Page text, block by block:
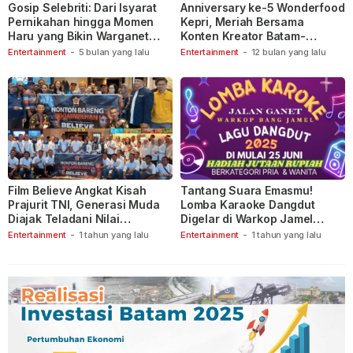
Entertainment - 5 bulan yang lalu
Gosip Selebriti: Dari Isyarat
Pernikahan hingga Momen
Haru yang Bikin Warganet
Berspekulasi
Entertainment - 12 bulan yang lalu
Anniversary ke-5 Wonderfood
Kepri, Meriah Bersama
Konten Kreator Batam-
Tanjungpinang
Entertainment - 1 tahun yang lalu
Film Believe Angkat Kisah
Prajurit TNI, Generasi Muda
Diajak Teladani Nilai
Keberanian
Entertainment - 1 tahun yang lalu
Tantang Suara Emasmu!
Lomba Karaoke Dangdut
Digelar di Warkop Jamel
Ganet